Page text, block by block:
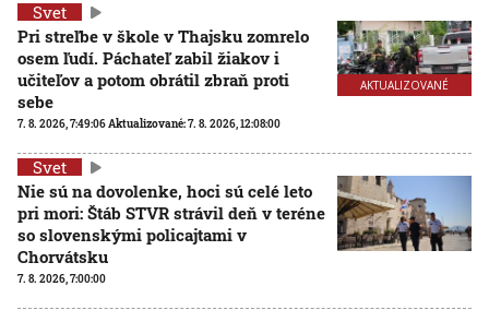
AKTUALIZOVANÉ
Svet
Pri streľbe v škole v Thajsku zomrelo
osem ľudí. Páchateľ zabil žiakov i
učiteľov a potom obrátil zbraň proti
sebe
7. 8. 2026, 7:49:06Aktualizované:7. 8. 2026, 12:08:00
Svet
Nie sú na dovolenke, hoci sú celé leto
pri mori: Štáb STVR strávil deň v teréne
so slovenskými policajtami v
Chorvátsku
7. 8. 2026, 7:00:00